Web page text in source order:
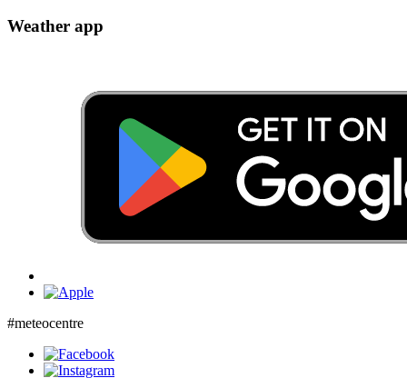
Weather app
#meteocentre